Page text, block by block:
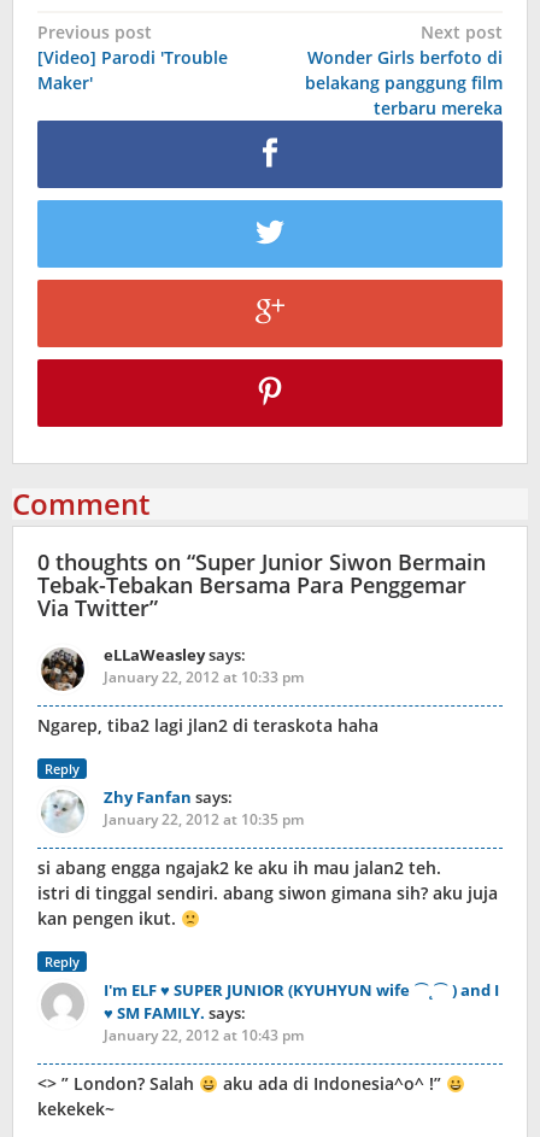
Post
navigation
Previous post
[Video] Parodi 'Trouble
Maker'
Next post
Wonder Girls berfoto di
belakang panggung film
terbaru mereka
Comment
0 thoughts on “Super Junior Siwon Bermain
Tebak-Tebakan Bersama Para Penggemar
Via Twitter”
eLLaWeasleysays:
January 22, 2012 at 10:33 pm
Ngarep, tiba2 lagi jlan2 di teraskota haha
Reply
Zhy Fanfan says:
January 22, 2012 at 10:35 pm
si abang engga ngajak2 ke aku ih mau jalan2 teh.
istri di tinggal sendiri. abang siwon gimana sih? aku juja
kan pengen ikut.
Reply
I'm ELF ♥ SUPER JUNIOR (KYUHYUN wife ⌒˛⌒ ) and I
♥ SM FAMILY. says:
January 22, 2012 at 10:43 pm
<> ” London? Salah
aku ada di Indonesia^o^ !”
kekekek~